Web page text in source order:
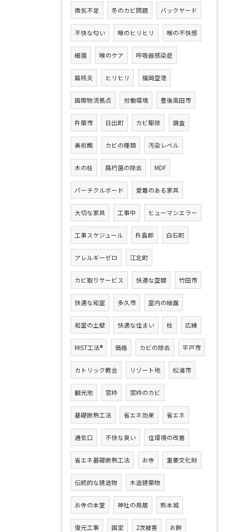
換気不足 冬のカビ問題 バックヤード
不快な匂い 喉のヒリヒリ 喉の不快感
細菌 喉のケア 呼吸器感染症
扁桃炎 ヒリヒリ 福岡空港
国際物流拠点 労働環境 豊後高田市
杵築市 日出町 カビ駆除 調査
美術館 カビの種類 汚染レベル
木の柱 腐朽菌の除去 MDF
パーチクルボード 愛着のある家具
大切な家具 工事中 ヒューマンエラー
工事スケジュール 杵島郡 白石町
アレルギーゼロ 江北町
カビ取りサービス 快適な空間 竹田市
快適な和室 多久市 室内の結露
和室の土壁 快適な住まい 柱 広縁
MIST工法® 価格 カビの除去 平戸市
カトリック教会 リゾート地 松浦市
観光地 窓枠 窓枠のカビ
基礎断熱工法 省エネ効果 省エネ
通気口 不快な臭い 住環境の改善
省エネ基礎断熱工法 お寺 重要文化財
伝統的な建造物 木造建築物
お寺の本堂 神社の鳥居 熊本城
復元工事 国宝 2次被害 お餅